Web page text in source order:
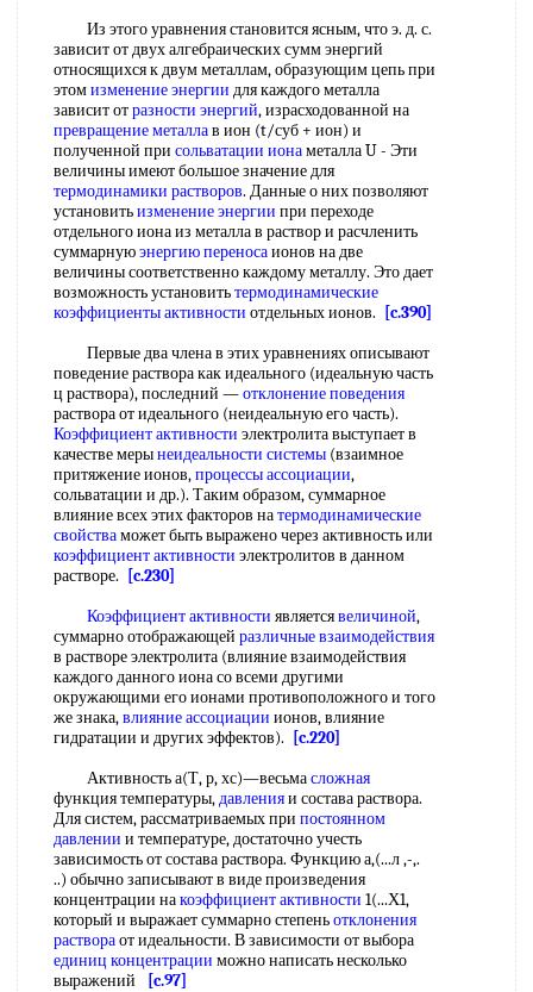
Из этого уравнения становится ясным, что э. д. с.
зависит от двух алгебраических сумм энергий
относящихся к двум металлам, образующим цепь при
этомизменение энергии для каждого металла
зависит отразности энергий, израсходованной на
превращение металлав ион (t/суб + ион) и
полученной при сольватации ионаметалла U - Эти
величины имеют большое значение для
термодинамики растворов. Данные о них позволяют
установитьизменение энергии при переходе
отдельного иона из металла в раствор и расчленить
суммарнуюэнергию переносаионов на две
величины соответственно каждому металлу. Это дает
возможность установитьтермодинамические
коэффициенты активности отдельных ионов.
[c.390]
Первые два члена в этих уравнениях описывают
поведение раствора как идеального (идеальную часть
ц раствора), последний —отклонение поведения
раствора от идеального (неидеальную его часть).
Коэффициент активности электролита выступает в
качестве мерынеидеальности системы (взаимное
притяжение ионов,процессы ассоциации,
сольватации и др.). Таким образом, суммарное
влияние всех этих факторов натермодинамические
свойстваможет быть выражено через активность или
коэффициент активности электролитов в данном
растворе.
[c.230]
Коэффициент активности являетсявеличиной,
суммарно отображающей различные взаимодействия
в растворе электролита (влияние взаимодействия
каждого данного иона со всеми другими
окружающими его ионами противоположного и того
же знака,влияние ассоциации ионов, влияние
гидратации и других эффектов).
[c.220]
Активность а(Т, р, хс)—весьмасложная
функция температуры,давленияи состава раствора.
Для систем, рассматриваемых при постоянном
давлении и температуре, достаточно учесть
зависимость от состава раствора. Функцию а,(...л ,-,.
..) обычно записывают в виде произведения
концентрации накоэффициент активности 1(...Х1,
который и выражает суммарно степеньотклонения
раствораот идеальности. В зависимости от выбора
единиц концентрации можно написать несколько
выражений
[c.97]